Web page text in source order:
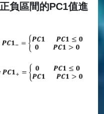
負區間的PC1值進